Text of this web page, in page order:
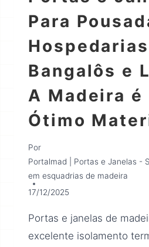
Para
Bangalôs e
A Madeira é
Ótimo
Por
Portalmad | Portas e Janelas -
em esquadrias de madeira
17/12/2025
Portas e janelas de
excelente isolamento